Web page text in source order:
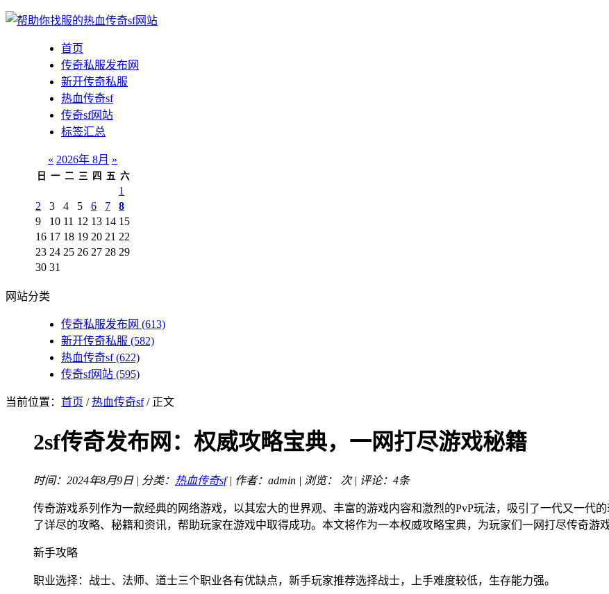
首页
传奇私服发布网
新开传奇私服
热血传奇sf
传奇sf网站
标签汇总
« 2026年 8月 »
日 一 二 三 四 五 六
1
2
3 4 5 6 7
8
9
10 11 12 13 14 15
16 17 18 19 20 21 22
23 24 25 26 27 28 29
30 31
网站分类
传奇私服发布网 (613)
新开传奇私服 (582)
热血传奇sf(622)
传奇sf网站 (595)
当前位置： 首页 /热血传奇sf/ 正文
2sf传奇发布网：权威攻略宝典，一网打尽游戏秘籍
时间：2024年8月9日 | 分类： 热血传奇sf| 作者：admin | 浏览： 次 | 评论：4条
传奇游戏系列作为一款经典的网络游戏，以其宏大的世界观、丰富的游戏内容和激烈的PvP玩法，吸引了一代又一代
了详尽的攻略、秘籍和资讯，帮助玩家在游戏中取得成功。本文将作为一本权威攻略宝典，为玩家们一网打尽传奇游戏
新手攻略
职业选择：战士、法师、道士三个职业各有优缺点，新手玩家推荐选择战士，上手难度较低，生存能力强。